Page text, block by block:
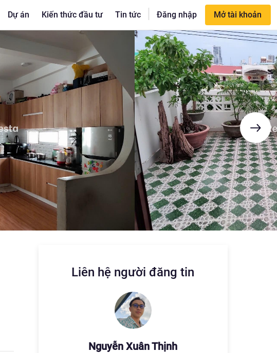
Dự án Kiến thức đầu tư Tin tức | Đăng nhập Mở tài khoản
Liên hệ người đăng tin
Nguyễn Xuân Thịnh